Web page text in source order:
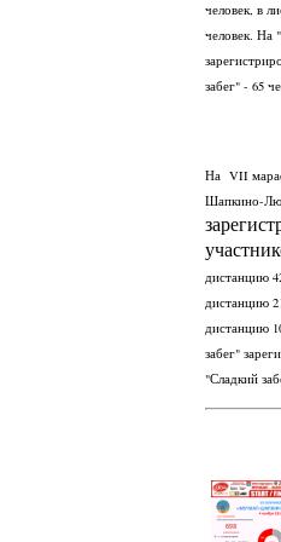
человек, в
человек. На
забег" - 65
На VII
Шапкино-
дистанцию
дистанцию
дистанцию
забег"
"Сладкий